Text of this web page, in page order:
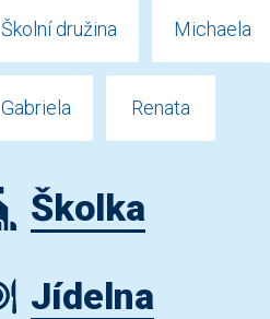
Školní družina Michaela
Gabriela Renata
Školka
Jídelna